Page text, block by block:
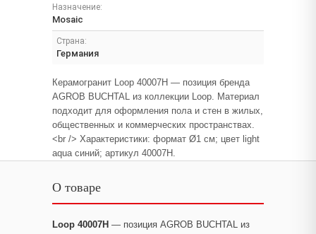
Назначение:
Mosaic
Страна:
Германия
Керамогранит Loop 40007H — позиция бренда
AGROB BUCHTAL из коллекции Loop. Материал
подходит для оформления пола и стен в жилых,
общественных и коммерческих пространствах.
<br /> Характеристики: формат Ø1 см; цвет light
aqua синий; артикул 40007H.
О товаре
Loop 40007H — позиция AGROB BUCHTAL из